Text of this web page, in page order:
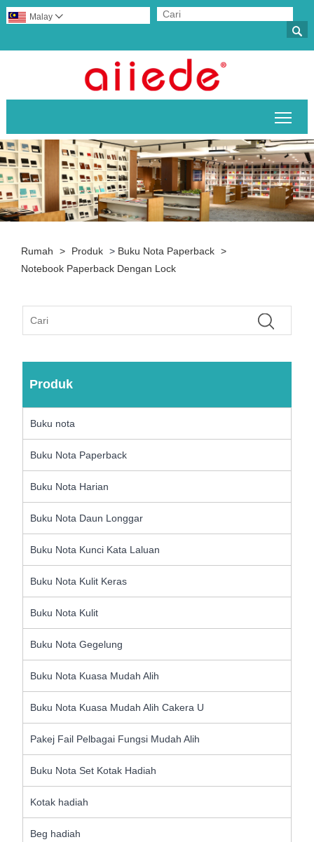

Malay 
Rumah > Produk > Buku Nota Paperback >
Notebook Paperback Dengan Lock
Produk
Buku nota
Buku Nota Paperback
Buku Nota Harian
Buku Nota Daun Longgar
Buku Nota Kunci Kata Laluan
Buku Nota Kulit Keras
Buku Nota Kulit
Buku Nota Gegelung
Buku Nota Kuasa Mudah Alih
Buku Nota Kuasa Mudah Alih Cakera U
Pakej Fail Pelbagai Fungsi Mudah Alih
Buku Nota Set Kotak Hadiah
Kotak hadiah
Beg hadiah